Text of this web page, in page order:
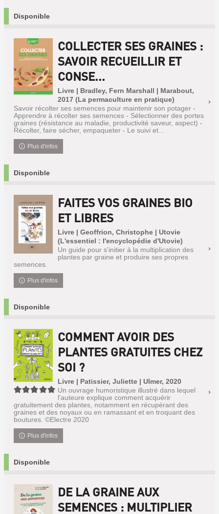
Disponible
COLLECTER SES GRAINES :
SAVOIR RECUEILLIR ET
CONSE...
Livre | Bradley, Fern Marshall | Marabout,
2017 (La permaculture en pratique)
Savoir récolter ses semences pour maintenir son potager -
Apprendre à récolter ses semences - Sélectionner des portes
graines (résistance au maladie, productivité saveur, aspect) -
Récolter, faire sécher, empaqueter - Le suivi et...
Plus d'infos
Disponible
FAITES VOS GRAINES BIO
ET LIBRES
Livre | Geoffrion, Christophe | Utovie
(L'essentiel : l'encyclopédie d'Utovie)
Un guide pour s'initier à la multiplication des
plantes par graine et produire ses propres
semences.
Plus d'infos
Disponible
5/5
COMMENT AVOIR DES
PLANTES GRATUITES CHEZ
SOI ?
Livre | Patissier, Juliette | Ulmer, 2020
Un ouvrage humoristique illustré dans lequel
l'auteure explique comment acquérir
gratuitement des plantes, notamment en récupérant des
graines et des noyaux ou en ramassant et en troquant des
boutures. ©Electre 2020
Plus d'infos
Disponible
DE LA GRAINE AUX
SEMENCES : MULTIPLIER